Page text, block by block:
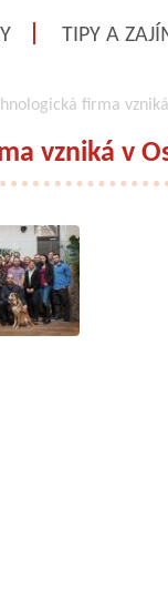
TIPY A
firma
vzniká v